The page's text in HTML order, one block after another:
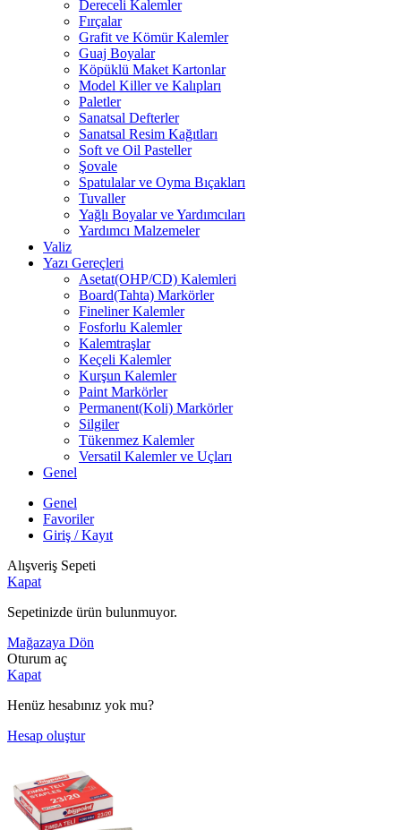
Dereceli Kalemler
Fırçalar
Grafit ve Kömür Kalemler
Guaj Boyalar
Köpüklü Maket Kartonlar
Model Killer ve Kalıpları
Paletler
Sanatsal Defterler
Sanatsal Resim Kağıtları
Soft ve Oil Pasteller
Şovale
Spatulalar ve Oyma Bıçakları
Tuvaller
Yağlı Boyalar ve Yardımcıları
Yardımcı Malzemeler
Valiz
Yazı Gereçleri
Asetat(OHP/CD) Kalemleri
Board(Tahta) Markörler
Fineliner Kalemler
Fosforlu Kalemler
Kalemtraşlar
Keçeli Kalemler
Kurşun Kalemler
Paint Markörler
Permanent(Koli) Markörler
Silgiler
Tükenmez Kalemler
Versatil Kalemler ve Uçları
Genel
Genel
Favoriler
Giriş / Kayıt
Alışveriş Sepeti
Kapat
Sepetinizde ürün bulunmuyor.
Mağazaya Dön
Oturum aç
Kapat
Henüz hesabınız yok mu?
Hesap oluştur